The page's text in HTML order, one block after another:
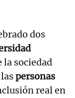
dos
la sociedad
personas
real en